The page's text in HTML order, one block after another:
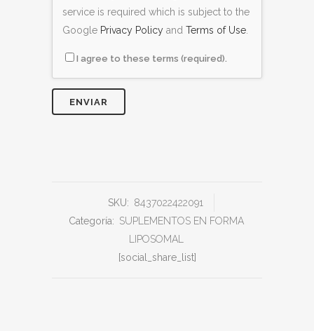
service is required which is subject to the
Google Privacy Policy and Terms of Use
I agree to these terms (required).
SKU: 8437022422091
Categoría: SUPLEMENTOS EN FORMA
LIPOSOMAL
[social_share_list]